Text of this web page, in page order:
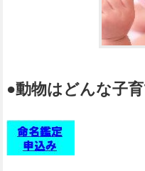
●動物はどんな子